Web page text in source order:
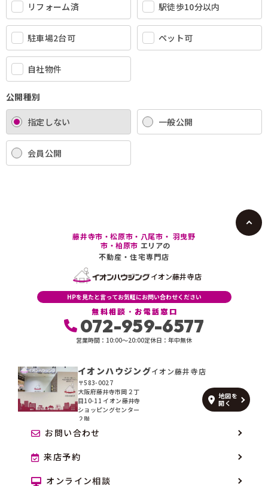
リフォーム済 駅徒歩10分以内
駐車場2台可 ペット可
自社物件
公開種別
指定しない 一般公開
会員公開
藤井寺市・松原市・八尾市・ 羽曳野
市・柏原市 エリアの
不動産・住宅専門店
イオン藤井寺店
HPを見たと言ってお気軽にお問い合わせください
無料相談・お電話窓口
072-959-6577
営業時間：10:00〜20:00定休日：年中無休
イオンハウジングイオン藤井寺店
〒583-0027
大阪府藤井寺市岡２丁
目10-11 イオン藤井寺
ショッピングセンター
２階
地図を
開く
お問い合わせ
来店予約
オンライン相談